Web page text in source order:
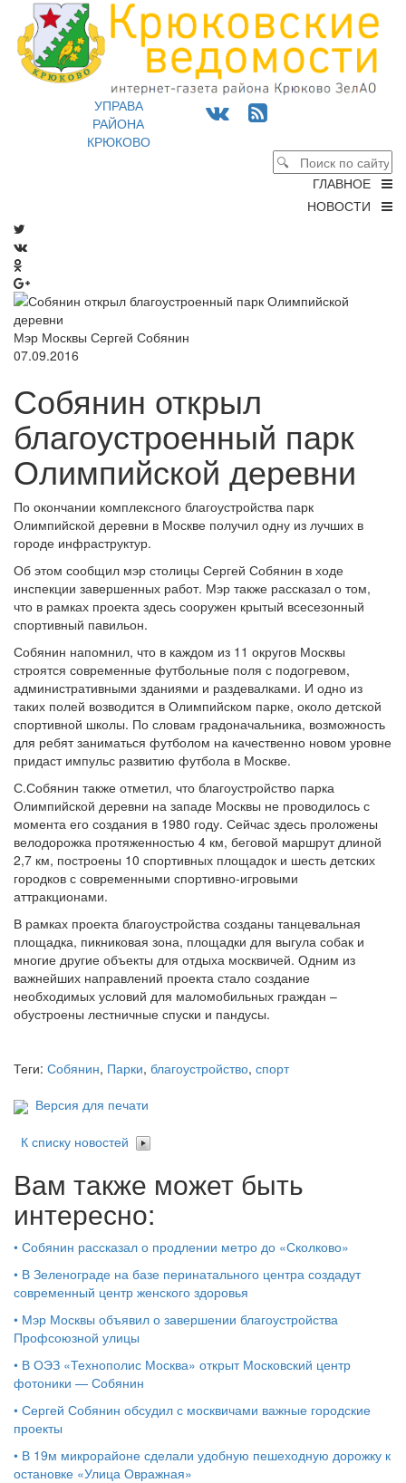
УПРАВА
РАЙОНА
КРЮКОВО
ГЛАВНОЕ
НОВОСТИ
Мэр Москвы Сергей Собянин
07.09.2016
Собянин открыл
благоустроенный парк
Олимпийской деревни
По окончании комплексного благоустройства парк
Олимпийской деревни в Москве получил одну из лучших в
городе инфраструктур.
Об этом сообщил мэр столицы Сергей Собянин в ходе
инспекции завершенных работ. Мэр также рассказал о том,
что в рамках проекта здесь сооружен крытый всесезонный
спортивный павильон.
Собянин напомнил, что в каждом из 11 округов Москвы
строятся современные футбольные поля с подогревом,
административными зданиями и раздевалками. И одно из
таких полей возводится в Олимпийском парке, около детской
спортивной школы. По словам градоначальника, возможность
для ребят заниматься футболом на качественно новом уровне
придаст импульс развитию футбола в Москве.
С.Собянин также отметил, что благоустройство парка
Олимпийской деревни на западе Москвы не проводилось с
момента его создания в 1980 году. Сейчас здесь проложены
велодорожка протяженностью 4 км, беговой маршрут длиной
2,7 км, построены 10 спортивных площадок и шесть детских
городков с современными спортивно-игровыми
аттракционами.
В рамках проекта благоустройства созданы танцевальная
площадка, пикниковая зона, площадки для выгула собак и
многие другие объекты для отдыха москвичей. Одним из
важнейших направлений проекта стало создание
необходимых условий для маломобильных граждан –
обустроены лестничные спуски и пандусы.
Теги: Собянин, Парки, благоустройство, спорт
Версия для печати
К списку новостей
Вам также может быть
интересно:
• Собянин рассказал о продлении метро до «Сколково»
• В Зеленограде на базе перинатального центра создадут
современный центр женского здоровья
• Мэр Москвы объявил о завершении благоустройства
Профсоюзной улицы
• В ОЭЗ «Технополис Москва» открыт Московский центр
фотоники — Собянин
• Сергей Собянин обсудил с москвичами важные городские
проекты
• В 19м микрорайоне сделали удобную пешеходную дорожку к
остановке «Улица Овражная»